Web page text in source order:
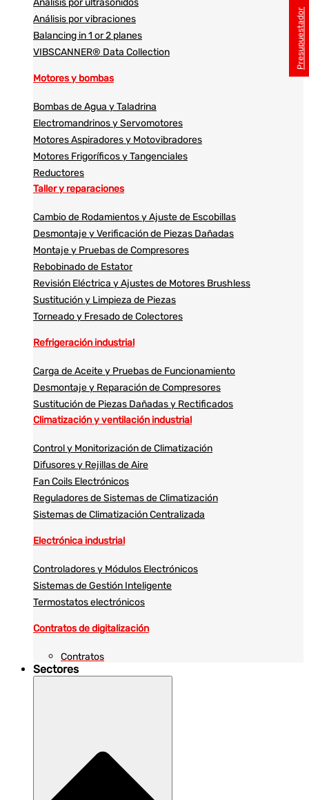
Análisis por ultrasonidos​​
Análisis por vibraciones
Balancing in 1 or 2 planes
VIBSCANNER® Data Collection
Motores y bombas
Bombas de Agua y Taladrina
Electromandrinos y Servomotores
Motores Aspiradores y Motovibradores
Motores Frigoríficos y Tangenciales
Reductores
Taller y reparaciones
Cambio de Rodamientos y Ajuste de Escobillas
Desmontaje y Verificación de Piezas Dañadas
Montaje y Pruebas de Compresores
Rebobinado de Estator
Revisión Eléctrica y Ajustes de Motores Brushless
Sustitución y Limpieza de Piezas
Torneado y Fresado de Colectores
Refrigeración industrial
Carga de Aceite y Pruebas de Funcionamiento
Desmontaje y Reparación de Compresores
Sustitución de Piezas Dañadas y Rectificados
Climatización y ventilación industrial
Control y Monitorización de Climatización
Difusores y Rejillas de Aire
Fan Coils Electrónicos
Reguladores de Sistemas de Climatización
Sistemas de Climatización Centralizada
Electrónica industrial
Controladores y Módulos Electrónicos
Sistemas de Gestión Inteligente
Termostatos electrónicos
Contratos de digitalización
Contratos
Sectores
Presupuestador